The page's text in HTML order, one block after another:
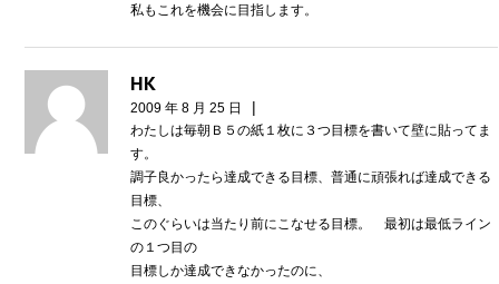
私もこれを機会に目指します。
HK
2009 年 8 月 25 日 |
わたしは毎朝Ｂ５の紙１枚に３つ目標を書いて壁に貼ってま
す。
調子良かったら達成できる目標、普通に頑張れば達成できる
目標、
このぐらいは当たり前にこなせる目標。 最初は最低ライン
の１つ目の
目標しか達成できなかったのに、